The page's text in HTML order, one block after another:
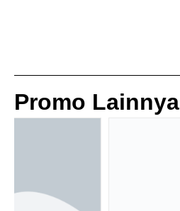
Promo Lainnya